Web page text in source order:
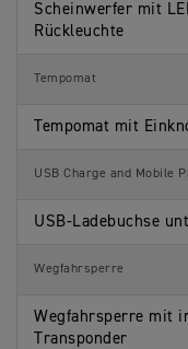
Scheinwerfer mit
Rückleuchte
Tempomat
Tempomat mit
USB Charge and Mobile
USB-Ladebuchse
Wegfahrsperre
Wegfahrsperre mit
Transponder